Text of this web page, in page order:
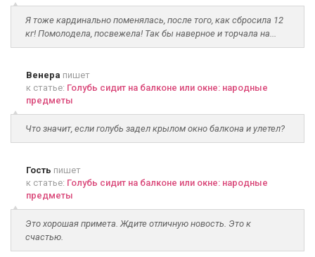
Я тоже кардинально поменялась, после того, как сбросила 12
кг! Помолодела, посвежела! Так бы наверное и торчала на...
Венера пишет
к статье: Голубь сидит на балконе или окне: народные
предметы
Что значит, если голубь задел крылом окно балкона и улетел?
Гость пишет
к статье: Голубь сидит на балконе или окне: народные
предметы
Это хорошая примета. Ждите отличную новость. Это к
счастью.